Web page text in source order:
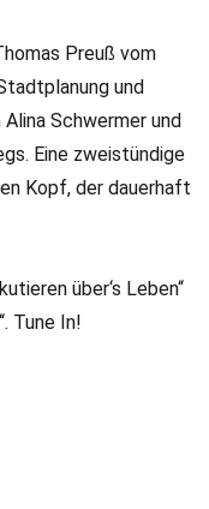
Preuß vom
und
Schwermer und
Eine zweistündige
Kopf, der dauerhaft
über‘s Leben“
Tune In!